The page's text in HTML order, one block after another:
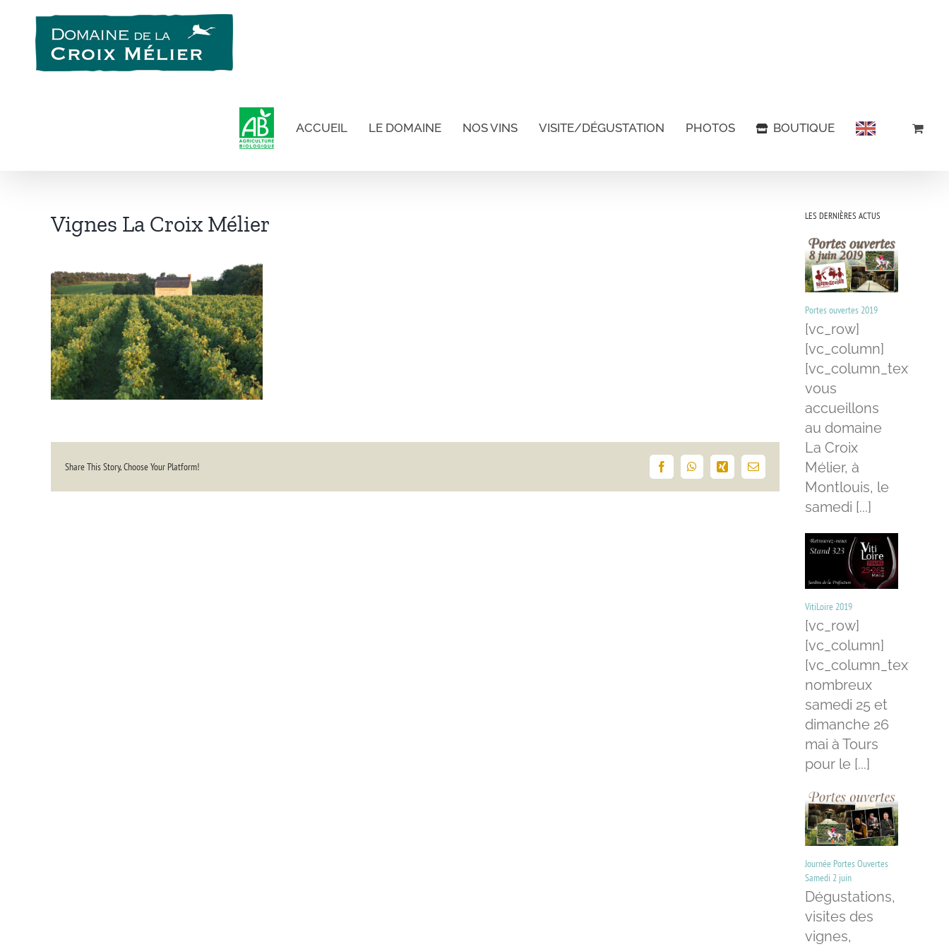
contenu
ACCUEIL LE DOMAINE NOS VINS VISITE/DÉGUSTATION PHOTOS BOUTIQUE
Vignes La Croix Mélier
Share This Story, Choose Your Platform! FacebookWhatsApp
Xing Email
LES DERNIÈRES ACTUS
Portes ouvertes 2019
[vc_row]
[vc_column]
vous
accueillons
au domaine
La Croix
Mélier, à
Montlouis, le
samedi [...]
VitiLoire 2019
[vc_row]
[vc_column]
nombreux
samedi 25 et
dimanche 26
mai à Tours
pour le [...]
Journée Portes Ouvertes
Samedi 2 juin
Dégustations,
visites des
vignes,